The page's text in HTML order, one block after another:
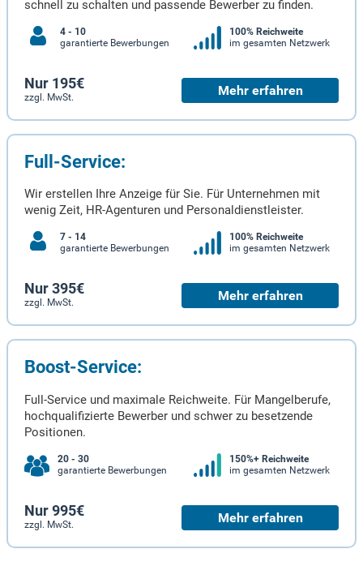
schnell zu schalten und passende Bewerber zu finden.
4 - 10
garantierte Bewerbungen
100% Reichweite
im gesamten Netzwerk
Nur 195€
zzgl. MwSt. Mehr erfahren
Full-Service:
Wir erstellen Ihre Anzeige für Sie. Für Unternehmen mit
wenig Zeit, HR-Agenturen und Personaldienstleister.
7 - 14
garantierte Bewerbungen
100% Reichweite
im gesamten Netzwerk
Nur 395€
zzgl. MwSt. Mehr erfahren
Boost-Service:
Full-Service und maximale Reichweite. Für Mangelberufe,
hochqualifizierte Bewerber und schwer zu besetzende
Positionen.
20 - 30
garantierte Bewerbungen
150%+ Reichweite
im gesamten Netzwerk
Nur 995€
zzgl. MwSt. Mehr erfahren